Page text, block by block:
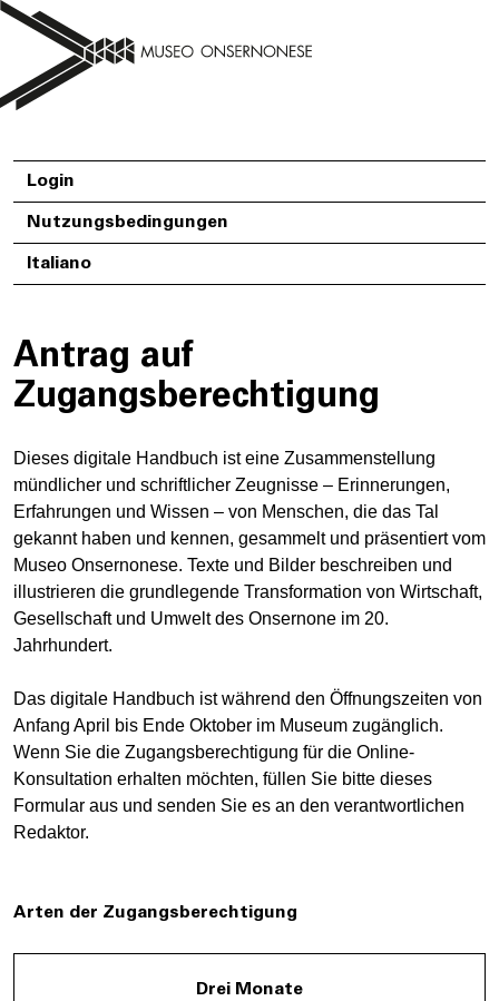
Login
Nutzungsbedingungen
Italiano
Antrag auf
Zugangsberechtigung
Dieses digitale Handbuch ist eine Zusammenstellung
mündlicher und schriftlicher Zeugnisse – Erinnerungen,
Erfahrungen und Wissen – von Menschen, die das Tal
gekannt haben und kennen, gesammelt und präsentiert vom
Museo Onsernonese. Texte und Bilder beschreiben und
illustrieren die grundlegende Transformation von Wirtschaft,
Gesellschaft und Umwelt des Onsernone im 20.
Jahrhundert.
Das digitale Handbuch ist während den Öffnungszeiten von
Anfang April bis Ende Oktober im Museum zugänglich.
Wenn Sie die Zugangsberechtigung für die Online-
Konsultation erhalten möchten, füllen Sie bitte dieses
Formular aus und senden Sie es an den verantwortlichen
Redaktor.
Arten der Zugangsberechtigung
Drei Monate